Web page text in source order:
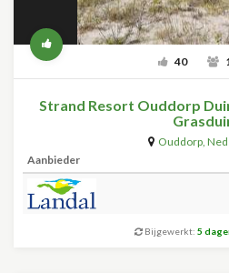
40
Strand Resort Ouddorp
Ouddorp,
Aanbieder
Bijgewerkt: 5